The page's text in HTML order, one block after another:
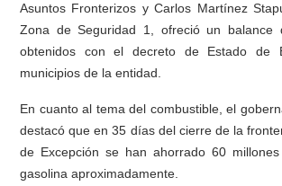
Asuntos Fronterizos y Carlos Martínez
Zona de Seguridad 1, ofreció un balance
obtenidos con el decreto de Estado de
municipios de la entidad.
En cuanto al tema del combustible, el
destacó que en 35 días del cierre de la
de Excepción se han ahorrado 60
gasolina aproximadamente.